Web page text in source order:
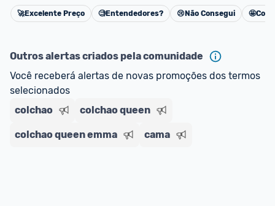
Cancelar
🚀Excelente Preço 🧐Entendedores? 😢 Não Consegui 🤩
Outros alertas criados pela comunidade
Você receberá alertas de novas promoções dos termos
selecionados
colchao
colchao queen
colchao queen emma cama